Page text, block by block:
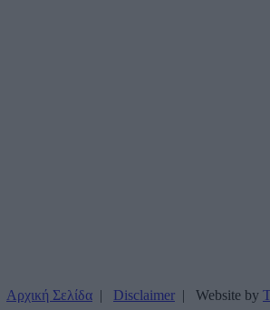
Αρχική Σελίδα | Disclaimer | Website by